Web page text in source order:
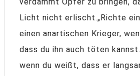
Licht nicht erlischt.„Richte
einen anartischen Krieger,
dass du ihn auch töten
wenn du weißt, dass er